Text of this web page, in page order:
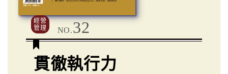
經營
管理
NO.32
貫徹執行力